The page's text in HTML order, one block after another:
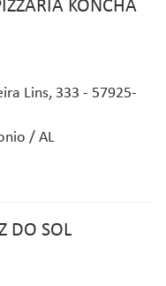
KONCHA
Lins, 333 - 57925-
/ AL
DO SOL